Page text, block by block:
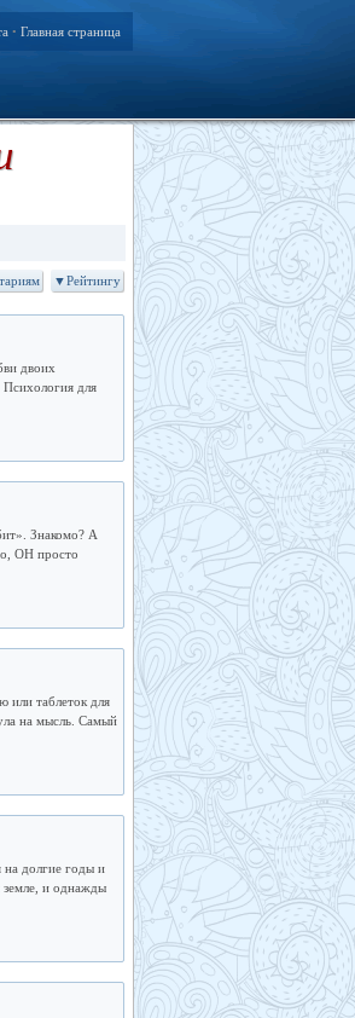
• Главная страница
▼Рейтингу
двоих
для
Знакомо? А
ОН просто
или таблеток для
на мысль. Самый
на долгие годы и
земле, и однажды